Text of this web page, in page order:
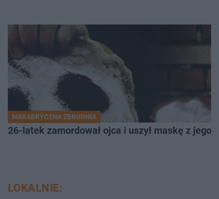
MAKABRYCZNA ZBRODNIA
26-latek zamordował ojca i uszył maskę z
LOKALNIE: